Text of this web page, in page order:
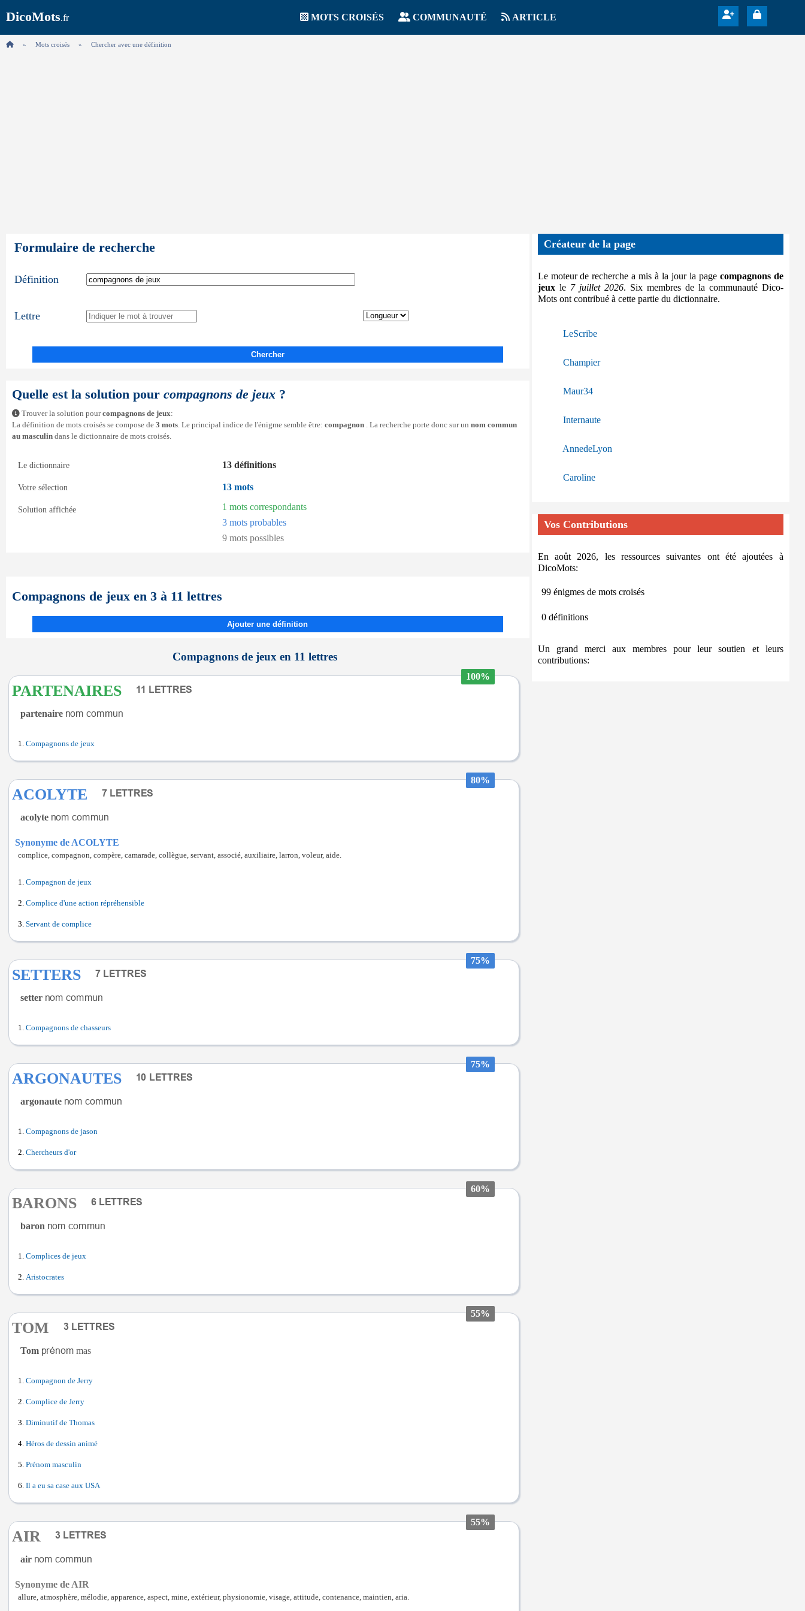
DicoMots.fr MOTS CROISÉS COMMUNAUTÉ ARTICLE
Mots croisés Chercher avec une définition
Formulaire de recherche
Définition
Lettre
Chercher
Quelle est la solution pour compagnons de jeux ?
Trouver la solution pourcompagnons de jeux:
La définition de mots croisés se compose de 3 mots. Le principal indice de l'énigme semble être: compagnon . La recherche porte donc sur un nom commun
au masculin dans le dictionnaire de mots croisés.
Le dictionnaire 13 définitions
Votre sélection 13 mots
Solution affichée
1 mots correspondants
3 mots probables
9 mots possibles
Compagnons de jeux en 3 à 11 lettres
Ajouter une définition
Compagnons de jeux en 11 lettres
100%
PARTENAIRES
partenaire
Compagnons de jeux
80%
ACOLYTE
acolyte
Synonyme de ACOLYTE
complice, compagnon, compère, camarade, collègue, servant, associé, auxiliaire, larron, voleur, aide.
Compagnon de jeux
Complice d'une action répréhensible
Servant de complice
75%
SETTERS
setter
Compagnons de chasseurs
75%
ARGONAUTES
argonaute
Compagnons de jason
Chercheurs d'or
60%
BARONS
baron
Complices de jeux
Aristocrates
55%
TOM
Tom mas
Compagnon de Jerry
Complice de Jerry
Diminutif de Thomas
Héros de dessin animé
Prénom masculin
Il a eu sa case aux USA
55%
AIR
air
Synonyme de AIR
allure, atmosphère, mélodie, apparence, aspect, mine, extérieur, physionomie, visage, attitude, contenance, maintien, aria.
Créateur de la page
Le moteur de recherche a mis à la jour la page compagnons de
jeuxle 7 juillet 2026. Six membres de la communauté Dico-
Mots ont contribué à cette partie du dictionnaire.
LeScribe
Champier
Maur34
Internaute
AnnedeLyon
Caroline
Vos Contributions
En août 2026, les ressources suivantes ont été ajoutées à
DicoMots:
99 énigmes de mots croisés
0 définitions
Un grand merci aux membres pour leur soutien et leurs
contributions: